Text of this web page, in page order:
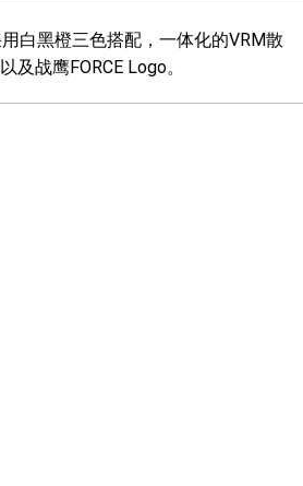
白黑橙三色搭配，一体化的VRM散
及战鹰FORCE Logo。